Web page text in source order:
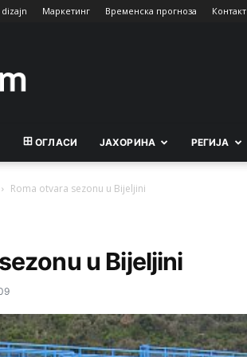
Маркетинг Временска прогноза Контакт
ОГЛАСИ ЈАХОРИНА РEГИЈА
Roma otvara sezonu u Bijeljini
u Bijeljini